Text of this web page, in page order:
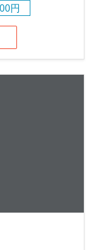
円